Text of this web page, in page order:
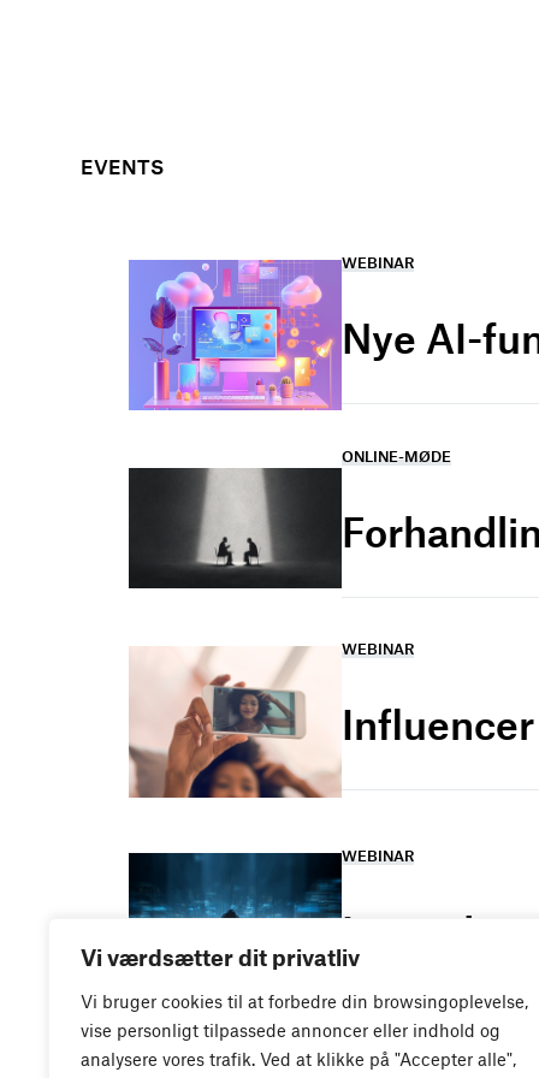
Vi værdsætter dit privatliv
Vi bruger cookies til at forbedre din browsingoplevelse,
vise personligt tilpassede annoncer eller indhold og
analysere vores trafik. Ved at klikke på "Accepter alle",
EVENTS
WEBINAR
Nye AI-
ONLINE-MØDE
WEBINAR
WEBINAR
It- og
WEBINAR